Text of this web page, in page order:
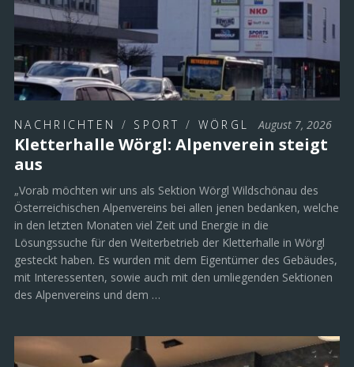
NACHRICHTEN / SPORT / WÖRGL August 7, 2026
Kletterhalle Wörgl: Alpenverein steigt
aus
„Vorab möchten wir uns als Sektion Wörgl Wildschönau des
Österreichischen Alpenvereins bei allen jenen bedanken, welche
in den letzten Monaten viel Zeit und Energie in die
Lösungssuche für den Weiterbetrieb der Kletterhalle in Wörgl
gesteckt haben. Es wurden mit dem Eigentümer des Gebäudes,
mit Interessenten, sowie auch mit den umliegenden Sektionen
des Alpenvereins und dem …